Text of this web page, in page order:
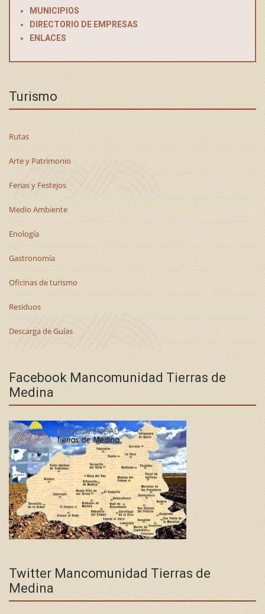
MUNICIPIOS
DIRECTORIO DE EMPRESAS
ENLACES
Turismo
Rutas
Arte y Patrimonio
Ferias y Festejos
Medio Ambiente
Enología
Gastronomía
Oficinas de turismo
Residuos
Descarga de Guías
Facebook Mancomunidad Tierras de
Medina
Twitter Mancomunidad Tierras de
Medina